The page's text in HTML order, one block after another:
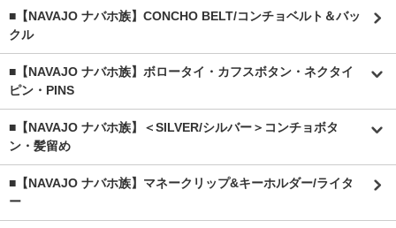
■【NAVAJO ナバホ族】CONCHO BELT/コンチョベルト＆バッ
クル
■【NAVAJO ナバホ族】ボロータイ・カフスボタン・ネクタイ
ピン・PINS
■【NAVAJO ナバホ族】＜SILVER/シルバー＞コンチョボタ
ン・髪留め
■【NAVAJO ナバホ族】マネークリップ&キーホルダー/ライタ
ー